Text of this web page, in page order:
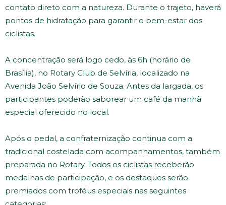
contato direto com a natureza. Durante o trajeto, haverá
pontos de hidratação para garantir o bem-estar dos
ciclistas.
A concentração será logo cedo, às 6h (horário de
Brasília), no Rotary Club de Selvíria, localizado na
Avenida João Selvírio de Souza. Antes da largada, os
participantes poderão saborear um café da manhã
especial oferecido no local.
Após o pedal, a confraternização continua com a
tradicional costelada com acompanhamentos, também
preparada no Rotary. Todos os ciclistas receberão
medalhas de participação, e os destaques serão
premiados com troféus especiais nas seguintes